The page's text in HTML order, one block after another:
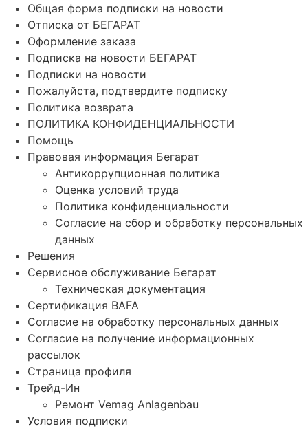
Общая форма подписки на новости
Отписка от БЕГАРАТ
Оформление заказа
Подписка на новости БЕГАРАТ
Подписки на новости
Пожалуйста, подтвердите подписку
Политика возврата
ПОЛИТИКА КОНФИДЕНЦИАЛЬНОСТИ
Помощь
Правовая информация Бегарат
Антикоррупционная политика
Оценка условий труда
Политика конфиденциальности
Согласие на сбор и обработку персональных
данных
Решения
Сервисное обслуживание Бегарат
Техническая документация
Сертификация BAFA
Согласие на обработку персональных данных
Согласие на получение информационных
рассылок
Страница профиля
Трейд-Ин
Ремонт Vemag Anlagenbau
Условия подписки